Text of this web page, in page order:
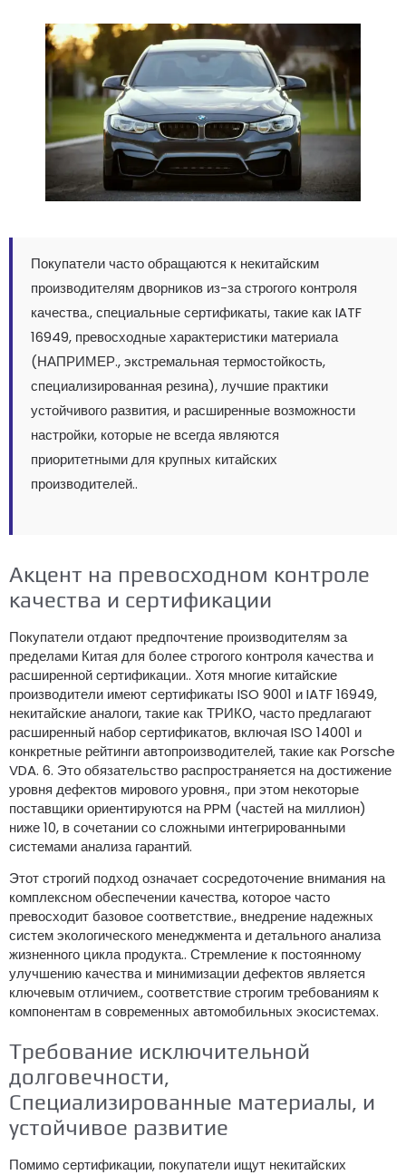
Покупатели часто обращаются к некитайским
производителям дворников из-за строгого контроля
качества., специальные сертификаты, такие как IATF
16949, превосходные характеристики материала
(НАПРИМЕР., экстремальная термостойкость,
специализированная резина), лучшие практики
устойчивого развития, и расширенные возможности
настройки, которые не всегда являются
приоритетными для крупных китайских
производителей..
Акцент на превосходном контроле
качества и сертификации
Покупатели отдают предпочтение производителям за
пределами Китая для более строгого контроля качества и
расширенной сертификации.. Хотя многие китайские
производители имеют сертификаты ISO 9001 и IATF 16949,
некитайские аналоги, такие как ТРИКО, часто предлагают
расширенный набор сертификатов, включая ISO 14001 и
конкретные рейтинги автопроизводителей, такие как Porsche
VDA. 6. Это обязательство распространяется на достижение
уровня дефектов мирового уровня., при этом некоторые
поставщики ориентируются на PPM (частей на миллион)
ниже 10, в сочетании со сложными интегрированными
системами анализа гарантий.
Этот строгий подход означает сосредоточение внимания на
комплексном обеспечении качества, которое часто
превосходит базовое соответствие., внедрение надежных
систем экологического менеджмента и детального анализа
жизненного цикла продукта.. Стремление к постоянному
улучшению качества и минимизации дефектов является
ключевым отличием., соответствие строгим требованиям к
компонентам в современных автомобильных экосистемах.
Требование исключительной
долговечности,
Специализированные материалы, и
устойчивое развитие
Помимо сертификации, покупатели ищут некитайских